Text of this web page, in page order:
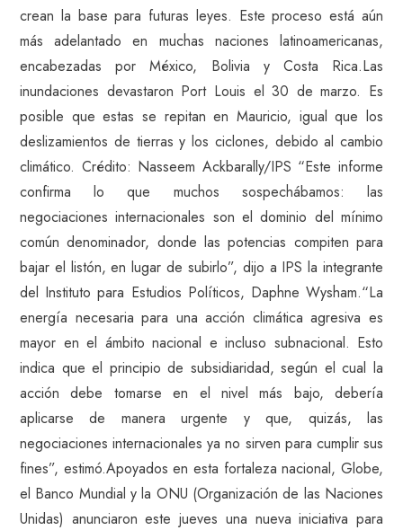
crean la base para futuras leyes. Este proceso está aún
más adelantado en muchas naciones latinoamericanas,
encabezadas por México, Bolivia y Costa Rica.Las
inundaciones devastaron Port Louis el 30 de marzo. Es
posible que estas se repitan en Mauricio, igual que los
deslizamientos de tierras y los ciclones, debido al cambio
climático. Crédito: Nasseem Ackbarally/IPS “Este informe
confirma lo que muchos sospechábamos: las
negociaciones internacionales son el dominio del mínimo
común denominador, donde las potencias compiten para
bajar el listón, en lugar de subirlo”, dijo a IPS la integrante
del Instituto para Estudios Políticos, Daphne Wysham.“La
energía necesaria para una acción climática agresiva es
mayor en el ámbito nacional e incluso subnacional. Esto
indica que el principio de subsidiaridad, según el cual la
acción debe tomarse en el nivel más bajo, debería
aplicarse de manera urgente y que, quizás, las
negociaciones internacionales ya no sirven para cumplir sus
fines”, estimó.Apoyados en esta fortaleza nacional, Globe,
el Banco Mundial y la ONU (Organización de las Naciones
Unidas) anunciaron este jueves una nueva iniciativa para